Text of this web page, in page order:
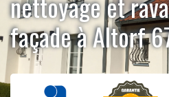
façade à Altorf